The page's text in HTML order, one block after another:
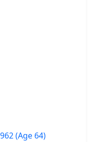
(Age 64)